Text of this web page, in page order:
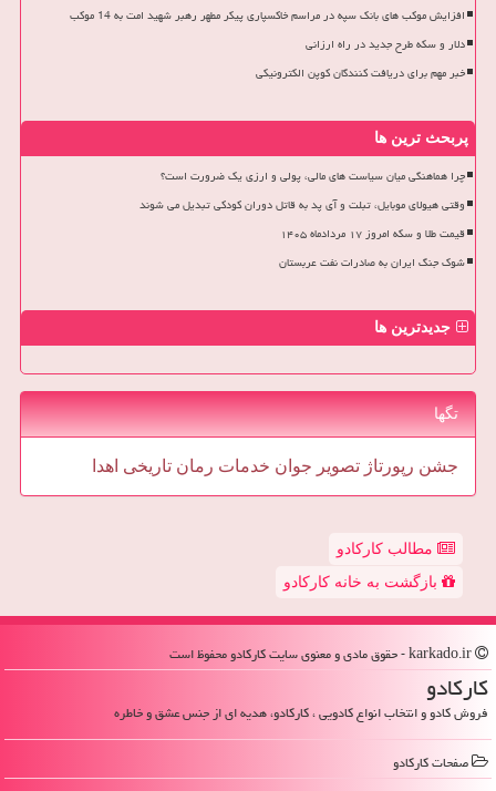
افزایش موکب های بانک سپه در مراسم خاکسپاری پیکر مطهر رهبر شهید امت به 14 موکب
دلار و سکه طرح جدید در راه ارزانی
خبر مهم برای دریافت کنندگان کوپن الکترونیکی
پربحث ترین ها
چرا هماهنگی میان سیاست های مالی، پولی و ارزی یک ضرورت است؟
وقتی هیولای موبایل، تبلت و آی پد به قاتل دوران کودکی تبدیل می شوند
قیمت طلا و سکه امروز ۱۷ مردادماه ۱۴۰۵
شوک جنگ ایران به صادرات نفت عربستان
جدیدترین ها
تگها
جشن رپورتاژ تصویر جوان خدمات رمان تاریخی اهدا
مطالب کارکادو
بازگشت به خانه کارکادو
كاركادو
فروش کادو و انتخاب انواع کادویی ، کارکادو، هدیه ای از جنس عشق و خاطره
صفحات كاركادو